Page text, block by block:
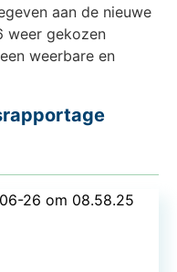
aan de nieuwe
weer gekozen
weerbare en